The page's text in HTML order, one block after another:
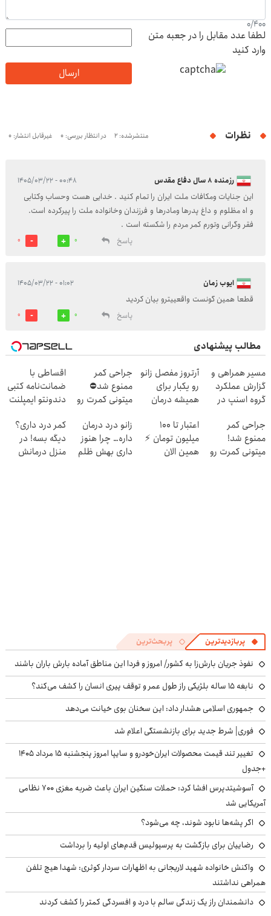
0/400
لطفا عدد مقابل را در جعبه متن
وارد کنید
ارسال
نظرات منتشرشده: 2 در انتظار بررسی: 0 غیرقابل انتشار: 0
رزمنده ۸ سال دفاع مقدس ۰۰:۴۸ - ۱۴۰۵/۰۳/۲۲
این جنایات ومکافات ملت ایران را تمام کنید . خدایی هست وحساب وکتابی
و اه مظلوم و داغ پدرها ومادرها و فرزندان وخانواده ملت را پیرکرده است.
فقر وگرانی وتورم کمر مردم را شکسته است .
پاسخ
0
0
ایوب زمان ۰۱:۰۲ - ۱۴۰۵/۰۳/۲۲
قطعا همین گونست واقعییترو بیان کردید
پاسخ
0
0
مطالب پیشنهادی
مسیر همراهی و
گزارش عملکرد
گروه اسنپ در
آرتروز مفصل زانو
رو یکبار برای
همیشه درمان
◗پرسش‌نامه◖
جراحی کمر
ممنوع شد⛔
میتونی کمرت رو
کنی! 👈🏻
پرسش‌نامه
اقساطی با
ضمانت‌نامه کتبی
دندونتو ایمپلنت
جراحی کمر
ممنوع شد!
میتونی کمرت رو
اعتبار تا ۱۰۰
میلیون تومان ⚡
همین الان
زانو درد درمان
داره… چرا هنوز
داری بهش ظلم
کمر درد داری؟
دیگه بسه! در
منزل درمانش
پربازدیدترین پربحث‌ترین
نفوذ جریان بارش‌زا به کشور/ امروز و فردا این مناطق آماده بارش باران باشند
نابغه ۱۵ ساله بلژیکی راز طول عمر و توقف پیری انسان را کشف می‌کند؟
جمهوری اسلامی هشدار داد: این سخنان بوی خیانت می‌دهد
فوری| شرط جدید برای بازنشستگی اعلام شد
تغییر تند قیمت محصولات ایران‌خودرو و سایپا امروز پنجشنبه ۱۵ مرداد ۱۴۰۵
+جدول
آسوشیتدپرس افشا کرد: حملات سنگین ایران باعث ضربه مغزی ۷۰۰ نظامی
آمریکایی شد
اگر پشه‌ها نابود شوند، چه می‌شود؟
رضاییان برای بازگشت به پرسپولیس قدم‌های اولیه را برداشت
واکنش خانواده شهید لاریجانی به اظهارات سردار کوثری: شهدا هیچ تلفن
همراهی نداشتند
دانشمندان راز یک زندگی سالم با درد و افسردگی کمتر را کشف کردند